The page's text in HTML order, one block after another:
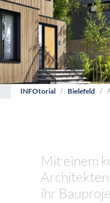
INFOtorial Bielefeld
Mit einem
ihr